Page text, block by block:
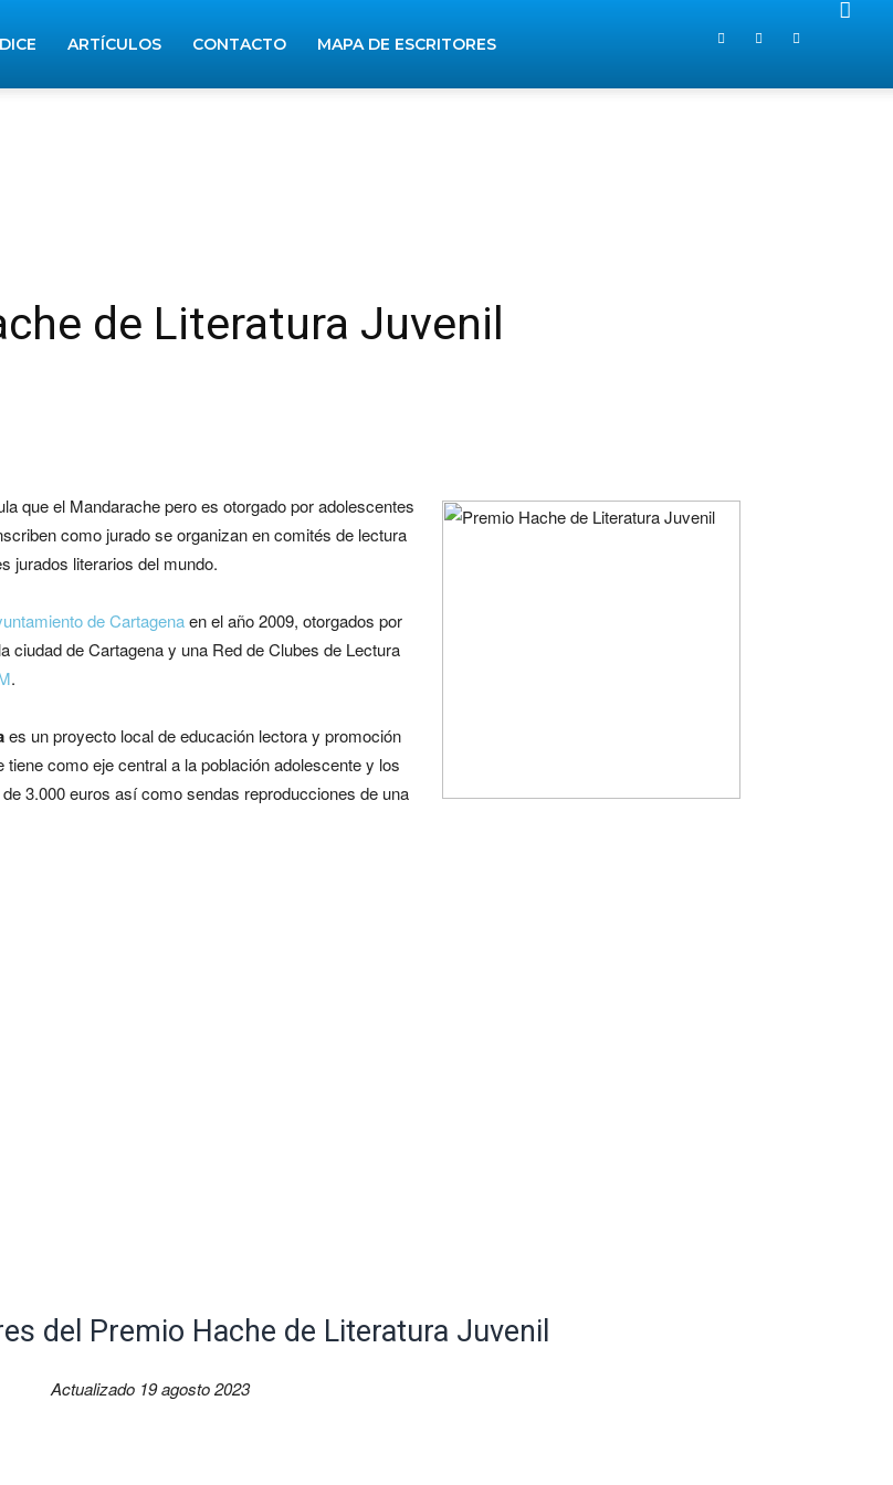
ARTÍCULOS CONTACTO MAPA DE ESCRITORES
de Literatura Juvenil
que el Mandarache pero es otorgado por adolescentes
como jurado se organizan en comités de lectura
jurados literarios del mundo.
de Cartagenaen el año 2009, otorgados por
ciudad de Cartagena y una Red de Clubes de Lectura
.
es un proyecto local de educación lectora y promoción
como eje central a la población adolescente y los
3.000 euros así como sendas reproducciones de una
del Premio Hache de Literatura Juvenil
Actualizado 19 agosto 2023